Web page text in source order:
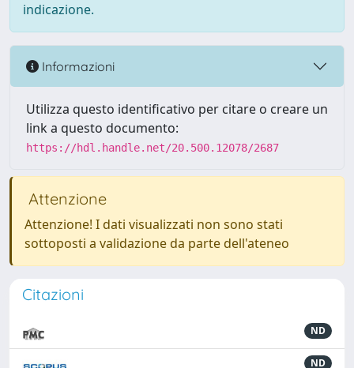
indicazione.
Informazioni
Utilizza questo identificativo per citare o creare un
link a questo documento:
https://hdl.handle.net/20.500.12078/2687
Attenzione
Attenzione! I dati visualizzati non sono stati
sottoposti a validazione da parte dell'ateneo
Citazioni
ND
ND